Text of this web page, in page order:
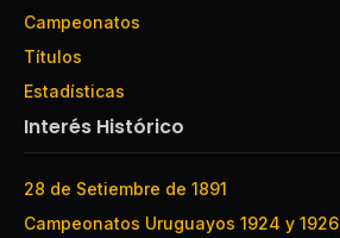
Campeonatos
Títulos
Estadísticas
Interés Histórico
28 de Setiembre de 1891
Campeonatos Uruguayos 1924 y 1926